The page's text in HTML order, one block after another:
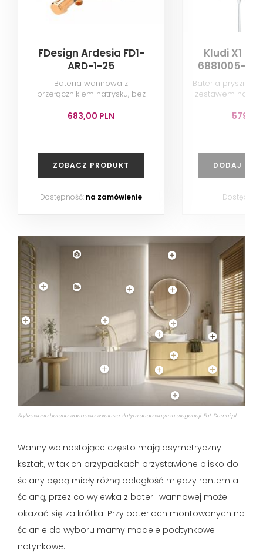
FDesign Ardesia FD1-
ARD-1-25
Bateria wannowa z
przełącznikiem natrysku, bez
złoto/czarny
683,00 PLN
ZOBACZ PRODUKT
Dostępność: na zamówienie
Kludi X1
6881005-00
00 +
Bateria
zestawem
579,00
DODAJ DO
Stylizowana bateria wannowa w kolorze złotym doda wnętrzu elegancji. Fot. Domni.pl
Wanny wolnostojące często mają asymetryczny
kształt, w takich przypadkach przystawione blisko do
ściany będą miały różną odległość między rantem a
ścianą, przez co wylewka z baterii wannowej może
okazać się za krótka. Przy bateriach montowanych na
ścianie do wyboru mamy modele podtynkowe i
natynkowe.